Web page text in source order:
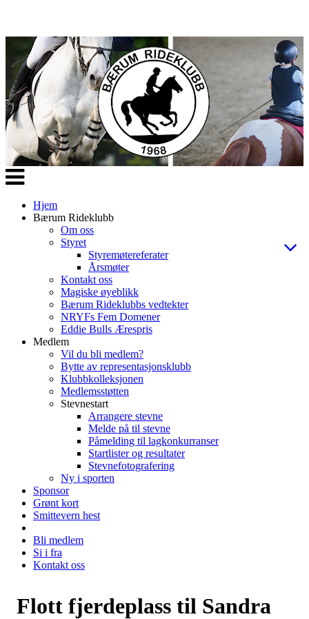
Veksle
navigasjon
Hjem
Bærum Rideklubb
Om oss
Styret
Styremøtereferater
Årsmøter
Kontakt oss
Magiske øyeblikk
Bærum Rideklubbs vedtekter
NRYFs Fem Domener
Eddie Bulls Ærespris
Medlem
Vil du bli medlem?
Bytte av representasjonsklubb
Klubbkolleksjonen
Medlemsstøtten
Stevnestart
Arrangere stevne
Melde på til stevne
Påmelding til lagkonkurranser
Startlister og resultater
Stevnefotografering
Ny i sporten
Sponsor
Grønt kort
Smittevern hest
Bli medlem
Si i fra
Kontakt oss
Flott fjerdeplass til Sandra